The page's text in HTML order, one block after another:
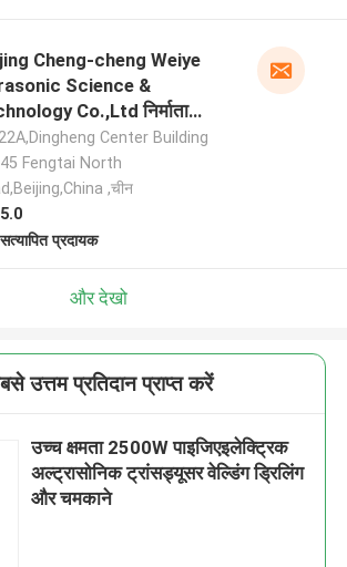
Cheng-cheng Weiye
Science &
Co.,Ltd निर्माता
22A,Dingheng Center Building
Fengtai North
,चीन
5.0
सत्यापित प्रदायक
और देखो
उत्तम प्रतिदान प्राप्त करें
उच्च क्षमता 2500W पाइजिएइलेक्ट्रिक
अल्ट्रासोनिक ट्रांसड्यूसर वेल्डिंग ड्रिलिंग
और चमकाने